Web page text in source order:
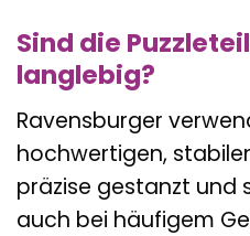
Sind die
langlebig?
Ravensburger
hochwertigen,
präzise gestanzt und
auch bei häufigem